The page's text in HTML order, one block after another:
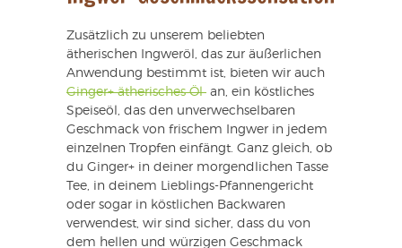
Zusätzlich zu unserem beliebten
ätherischen Ingweröl, das zur äußerlichen
Anwendung bestimmt ist, bieten wir auch
Ginger+ ätherisches Öl an, ein köstliches
Speiseöl, das den unverwechselbaren
Geschmack von frischem Ingwer in jedem
einzelnen Tropfen einfängt. Ganz gleich, ob
du Ginger+ in deiner morgendlichen Tasse
Tee, in deinem Lieblings-Pfannengericht
oder sogar in köstlichen Backwaren
verwendest, wir sind sicher, dass du von
dem hellen und würzigen Geschmack